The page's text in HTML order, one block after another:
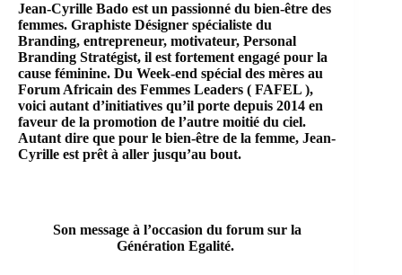
Jean-Cyrille Bado est un passionné du bien-être des
femmes. Graphiste Désigner spécialiste du
Branding, entrepreneur, motivateur, Personal
Branding Stratégist, il est fortement engagé pour la
cause féminine. Du Week-end spécial des mères au
Forum Africain des Femmes Leaders ( FAFEL ),
voici autant d’initiatives qu’il porte depuis 2014 en
faveur de la promotion de l’autre moitié du ciel.
Autant dire que pour le bien-être de la femme, Jean-
Cyrille est prêt à aller jusqu’au bout.
Son message à l’occasion du forum sur la
Génération Egalité.